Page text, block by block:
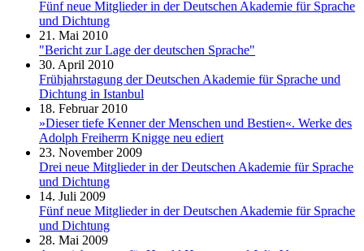
Fünf neue Mitglieder in der Deutschen Akademie für Sprache
und Dichtung
21. Mai 2010
"Bericht zur Lage der deutschen Sprache"
30. April 2010
Frühjahrstagung der Deutschen Akademie für Sprache und
Dichtung in Istanbul
18. Februar 2010
»Dieser tiefe Kenner der Menschen und Bestien«. Werke des
Adolph Freiherrn Knigge neu ediert
23. November 2009
Drei neue Mitglieder in der Deutschen Akademie für Sprache
und Dichtung
14. Juli 2009
Fünf neue Mitglieder in der Deutschen Akademie für Sprache
und Dichtung
28. Mai 2009